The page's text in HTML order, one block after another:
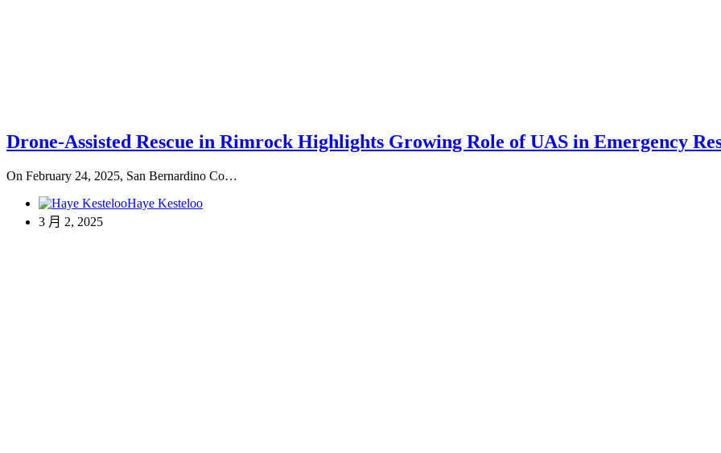
Drone-Assisted Rescue in Rimrock Highlights Growing Role of UAS in Emergency
On February 24, 2025, San Bernardino Co…
Haye Kesteloo
3 月 2, 2025